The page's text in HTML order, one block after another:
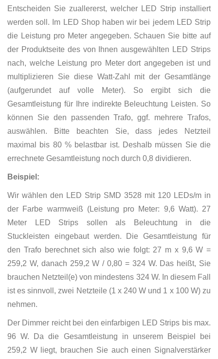
Entscheiden Sie zuallererst, welcher LED Strip installiert
werden soll. Im LED Shop haben wir bei jedem LED Strip
die Leistung pro Meter angegeben. Schauen Sie bitte auf
der Produktseite des von Ihnen ausgewählten LED Strips
nach, welche Leistung pro Meter dort angegeben ist und
multiplizieren Sie diese Watt-Zahl mit der Gesamtlänge
(aufgerundet auf volle Meter). So ergibt sich die
Gesamtleistung für Ihre indirekte Beleuchtung Leisten. So
können Sie den passenden Trafo, ggf. mehrere Trafos,
auswählen. Bitte beachten Sie, dass jedes Netzteil
maximal bis 80 % belastbar ist. Deshalb müssen Sie die
errechnete Gesamtleistung noch durch 0,8 dividieren.
Beispiel:
Wir wählen den LED Strip SMD 3528 mit 120 LEDs/m in
der Farbe warmweiß (Leistung pro Meter: 9,6 Watt). 27
Meter LED Strips sollen als Beleuchtung in die
Stuckleisten eingebaut werden. Die Gesamtleistung für
den Trafo berechnet sich also wie folgt: 27 m x 9,6 W =
259,2 W, danach 259,2 W / 0,80 = 324 W. Das heißt, Sie
brauchen Netzteil(e) von mindestens 324 W. In diesem Fall
ist es sinnvoll, zwei Netzteile (1 x 240 W und 1 x 100 W) zu
nehmen.
Der Dimmer reicht bei den einfarbigen LED Strips bis max.
96 W. Da die Gesamtleistung in unserem Beispiel bei
259,2 W liegt, brauchen Sie auch einen Signalverstärker